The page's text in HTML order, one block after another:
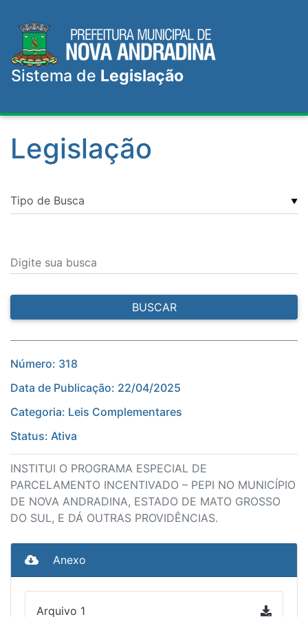
Sistema de Legislação
Legislação
▼
Digite sua busca
BUSCAR
Número: 318
Data de Publicação: 22/04/2025
Categoria: Leis Complementares
Status: Ativa
INSTITUI O PROGRAMA ESPECIAL DE
PARCELAMENTO INCENTIVADO – PEPI NO MUNICÍPIO
DE NOVA ANDRADINA, ESTADO DE MATO GROSSO
DO SUL, E DÁ OUTRAS PROVIDÊNCIAS.
Anexo
Arquivo 1